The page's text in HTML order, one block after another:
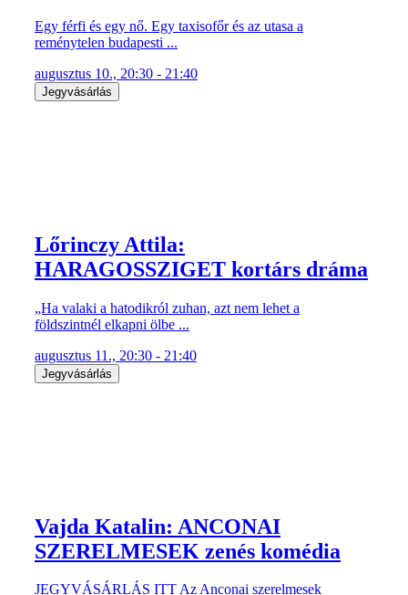
Egy férfi és egy nő. Egy taxisofőr és az utasa a
reménytelen budapesti ...
augusztus 10., 20:30 - 21:40
Jegyvásárlás
Lőrinczy Attila:
HARAGOSSZIGET kortárs dráma
„Ha valaki a hatodikról zuhan, azt nem lehet a
földszintnél elkapni ölbe ...
augusztus 11., 20:30 - 21:40
Jegyvásárlás
Vajda Katalin: ANCONAI
SZERELMESEK zenés komédia
JEGYVÁSÁRLÁS ITT Az Anconai szerelmesek